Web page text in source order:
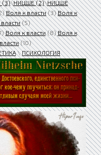
(3)\НИЦШЕ (2)\НИЦШЕ
Воля к власти(3)Воля к
(5)
Воля к власти(8)Воля к
(10)
\ПСИХОЛОГИЯ